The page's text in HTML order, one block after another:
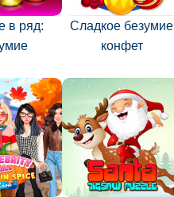
в ряд:
Сладкое безумие
конфет